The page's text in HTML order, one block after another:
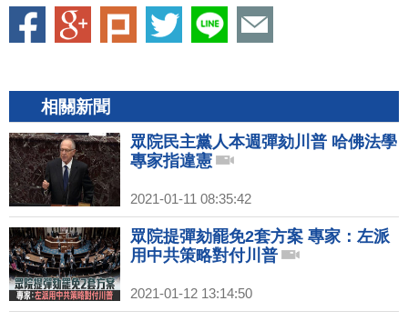
相關新聞
眾院民主黨人本週彈劾川普 哈佛法學
專家指違憲
2021-01-11 08:35:42
眾院提彈劾罷免2套方案 專家：左派
用中共策略對付川普
2021-01-12 13:14:50